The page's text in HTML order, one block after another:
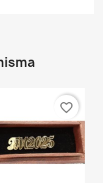
favorite_border